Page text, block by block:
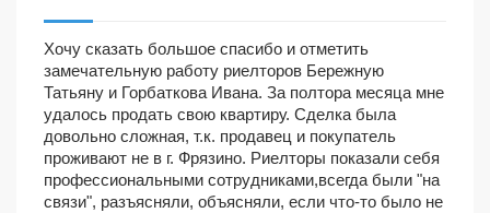
Хочу сказать большое спасибо и отметить
замечательную работу риелторов Бережную
Татьяну и Горбаткова Ивана. За полтора месяца мне
удалось продать свою квартиру. Сделка была
довольно сложная, т.к. продавец и покупатель
проживают не в г. Фрязино. Риелторы показали себя
профессиональными сотрудниками,всегда были "на
связи", разъясняли, объясняли, если что-то было не